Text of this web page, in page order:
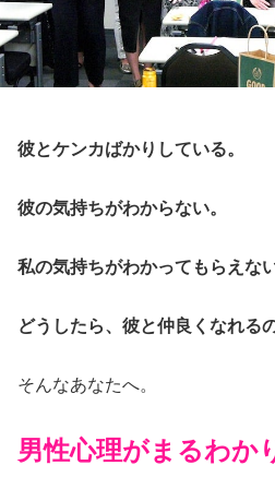
彼とケンカばかりしている。
彼の気持ちがわからない。
私の気持ちがわかってもらえない
どうしたら、彼と仲良くなれる
そんなあなたへ。
男性心理がまるわか